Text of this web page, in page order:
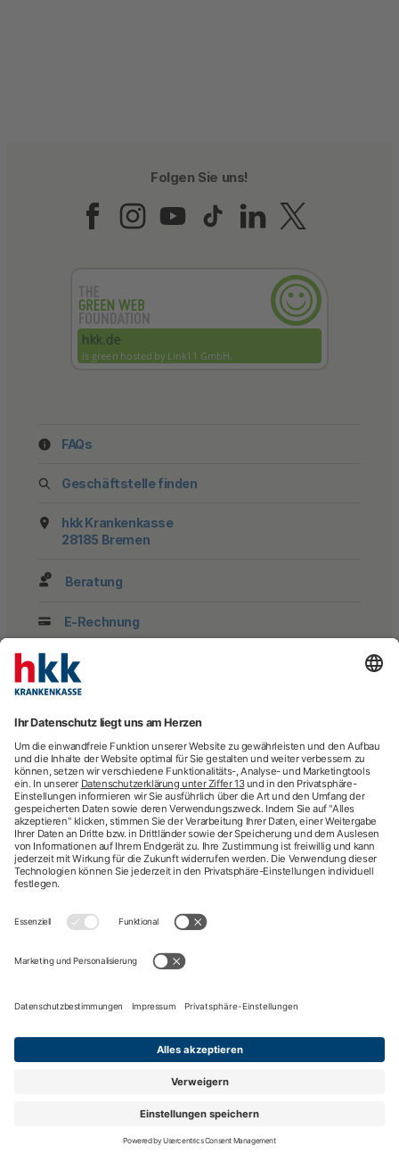
Folgen Sie uns!
Folgen Sie uns auf
Folgen Sie uns auf
Folgen Sie uns
Folgen Sie
Folgen
FAQs
Geschäftstelle finden
hkk Krankenkasse
28185 Bremen
Beratung
E-Rechnung
Newsletter
hkk-Services
Arztsuche
Arzttermin-Service
Behandlungsfehler
hkk med Hotline
ICD-Diagnosesuche
Krankenhaussuche
Medizinische Videosprechstunde
Pflegesuche
Sporttelefon
Zweitmeinung
Datenschutzbestimmungen